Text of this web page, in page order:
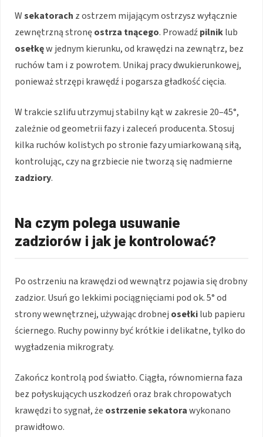
Wsekatorach z ostrzem mijającym ostrzysz wyłącznie
zewnętrzną stronęostrza tnącego. Prowadźpilniklub
osełkęw jednym kierunku, od krawędzi na zewnątrz, bez
ruchów tam i z powrotem. Unikaj pracy dwukierunkowej,
ponieważ strzępi krawędź i pogarsza gładkość cięcia.
W trakcie szlifu utrzymuj stabilny kąt w zakresie 20–45°,
zależnie od geometrii fazy i zaleceń producenta. Stosuj
kilka ruchów kolistych po stronie fazy umiarkowaną siłą,
kontrolując, czy na grzbiecie nie tworzą się nadmierne
zadziory.
Na czym polega usuwanie
zadziorów i jak je kontrolować?
Po ostrzeniu na krawędzi od wewnątrz pojawia się drobny
zadzior. Usuń go lekkimi pociągnięciami pod ok. 5° od
strony wewnętrznej, używając drobnej osełkilub papieru
ściernego. Ruchy powinny być krótkie i delikatne, tylko do
wygładzenia mikrograty.
Zakończ kontrolą pod światło. Ciągła, równomierna faza
bez połyskujących uszkodzeń oraz brak chropowatych
krawędzi to sygnał, że ostrzenie sekatorawykonano
prawidłowo.